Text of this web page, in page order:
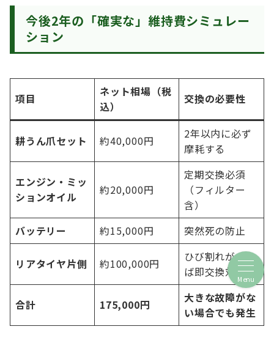
今後2年の「確実な」維持費シミュレー
ション
項目
ネット相場（税
込）
交換の必要性
耕うん爪セット 約40,000円
2年以内に必ず
摩耗する
エンジン・ミッ
ションオイル
約20,000円
定期交換必須
（フィルター
含）
バッテリー
約15,000円 突然死の防止
リアタイヤ片側 約100,000円
ひび割れがあれ
ば即交換対象
合計 175,000円
大きな故障がな
い場合でも発生
Menu